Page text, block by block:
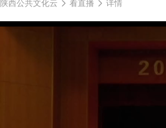
陕西公共文化云 看直播 详情